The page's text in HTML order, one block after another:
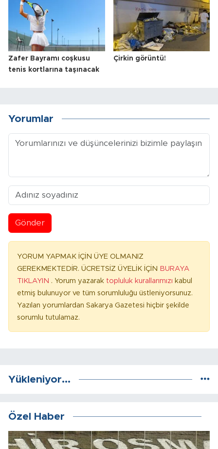
Zafer Bayramı coşkusu
tenis kortlarına taşınacak
Çirkin görüntü!
Yorumlar
Gönder
YORUM YAPMAK İÇİN ÜYE OLMANIZ
GEREKMEKTEDİR. ÜCRETSİZ ÜYELİK İÇİN BURAYA
TIKLAYIN . Yorum yazarak topluluk kurallarımızı kabul
etmiş bulunuyor ve tüm sorumluluğu üstleniyorsunuz.
Yazılan yorumlardan Sakarya Gazetesi hiçbir şekilde
sorumlu tutulamaz.
Yükleniyor...
Özel Haber